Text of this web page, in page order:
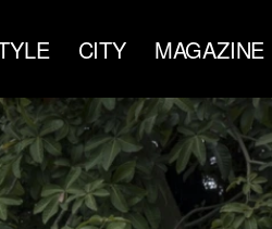
CITY MAGAZINE